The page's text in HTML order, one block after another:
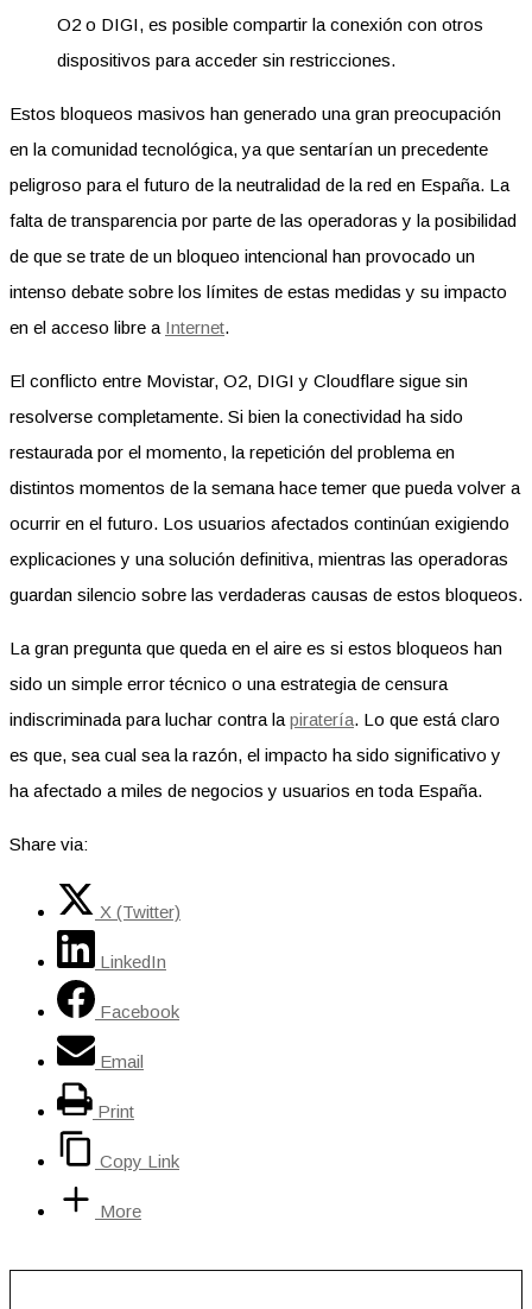
O2 o DIGI, es posible compartir la conexión con otros
dispositivos para acceder sin restricciones.
Estos bloqueos masivos han generado una gran preocupación
en la comunidad tecnológica, ya que sentarían un precedente
peligroso para el futuro de la neutralidad de la red en España. La
falta de transparencia por parte de las operadoras y la posibilidad
de que se trate de un bloqueo intencional han provocado un
intenso debate sobre los límites de estas medidas y su impacto
en el acceso libre a Internet.
El conflicto entre Movistar, O2, DIGI y Cloudflare sigue sin
resolverse completamente. Si bien la conectividad ha sido
restaurada por el momento, la repetición del problema en
distintos momentos de la semana hace temer que pueda volver a
ocurrir en el futuro. Los usuarios afectados continúan exigiendo
explicaciones y una solución definitiva, mientras las operadoras
guardan silencio sobre las verdaderas causas de estos bloqueos.
La gran pregunta que queda en el aire es si estos bloqueos han
sido un simple error técnico o una estrategia de censura
indiscriminada para luchar contra la piratería. Lo que está claro
es que, sea cual sea la razón, el impacto ha sido significativo y
ha afectado a miles de negocios y usuarios en toda España.
Share via:
X (Twitter)
LinkedIn
Facebook
Email
Print
Copy Link
More